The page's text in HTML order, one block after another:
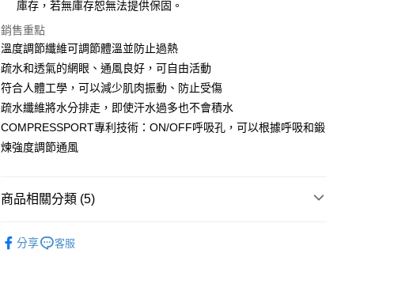
臺灣中小企業銀行
台中商業銀行
匯豐（台灣）商業銀行
聯邦商業銀行
玉山商業銀行
星展（台灣）商業銀行
台新國際商業銀行
中國信託商業銀行
台灣樂天信用卡公司
臺灣中小企業銀行
匯豐（台灣）商業銀行
聯邦商業銀行
遠東國際商業銀行
元大商業銀行
永豐商業銀行
台新國際商業銀行
中國信託商業銀行
台灣樂天信用卡公司
華南商業銀行
彰化商業銀行
上海商業儲蓄銀行
國泰世華商業銀行
臺灣中小企業銀行
匯豐（台灣）商業銀行
華泰商業銀行
聯邦商業銀行
遠東國際商業銀行
元大商業銀行
永豐商業銀行
玉山商業銀行
星展（台灣）商業銀行
台灣樂天信用卡公司
Apple Pay
街口支付
悠遊付
Google Pay
AFTEE先享後付
便利好安心！
３．安心：先確認商品／服務後，再付款。
運送方式
庫存，若無庫存恕無法提供保固。
銷售重點
溫度調節纖維可調節體溫並防止過熱
疏水和透氣的網眼、通風良好，可自由活動
符合人體工學，可以減少肌肉振動、防止受傷
疏水纖維將水分排走，即使汗水過多也不會積水
COMPRESSPORT專利技術：ON/OFF呼吸孔，可以根據呼吸和鍛
煉強度調節通風
商品相關分類 (5)
分享 客服